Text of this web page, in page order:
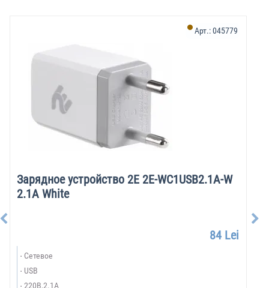
Зарядное устройство 2E 2E-WC1USB2.1A-W
2.1A White
Арт.:045779
84 Lei
Сетевое
USB
220В,2.1А